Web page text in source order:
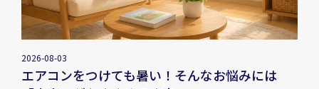
2026-08-03
エアコンをつけても暑い！そんなお悩みには